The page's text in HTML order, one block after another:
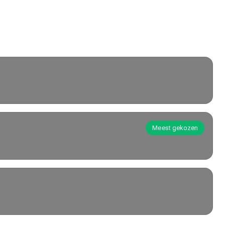
Meest gekozen